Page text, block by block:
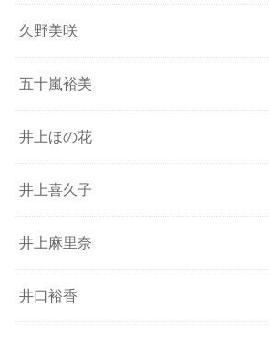
久野美咲
五十嵐裕美
井上ほの花
井上喜久子
井上麻里奈
井口裕香